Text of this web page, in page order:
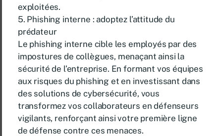
exploitées.
5. Phishing interne : adoptez l’attitude du
prédateur
Le phishing interne cible les employés par des
impostures de collègues, menaçant ainsi la
sécurité de l’entreprise. En formant vos équipes
aux risques du phishing et en investissant dans
des solutions de cybersécurité, vous
transformez vos collaborateurs en défenseurs
vigilants, renforçant ainsi votre première ligne
de défense contre ces menaces.